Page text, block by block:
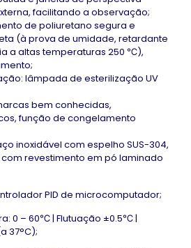
facilitando a observação;
de poliuretano segura e
(à prova de umidade, retardante
a altas temperaturas 250 ℃),
lâmpada de esterilização UV
bem conhecidas,
função de congelamento
inoxidável com espelho SUS-304,
revestimento em pó laminado
PID de microcomputador;
0 – 60℃ | Flutuação ±0.5℃ |
37°C);